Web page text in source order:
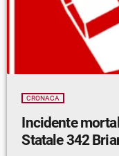
CRONACA
Incidente
Statale 342